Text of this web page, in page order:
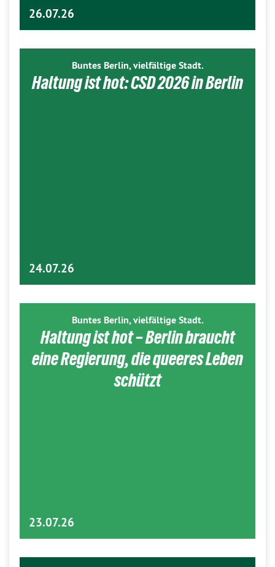
26.07.26
Buntes Berlin, vielfältige Stadt.
Haltung ist hot: CSD 2026 in Berlin
24.07.26
Buntes Berlin, vielfältige Stadt.
Haltung ist hot – Berlin braucht
eine Regierung, die queeres Leben
schützt
23.07.26